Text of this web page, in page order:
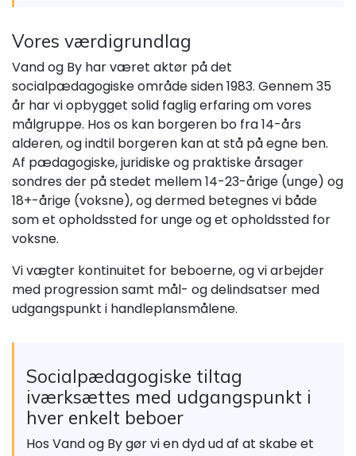
Vores værdigrundlag
Vand og By har været aktør på det
socialpædagogiske område siden 1983. Gennem 35
år har vi opbygget solid faglig erfaring om vores
målgruppe. Hos os kan borgeren bo fra 14-års
alderen, og indtil borgeren kan at stå på egne ben.
Af pædagogiske, juridiske og praktiske årsager
sondres der på stedet mellem 14-23-årige (unge) og
18+-årige (voksne), og dermed betegnes vi både
som et opholdssted for unge og et opholdssted for
voksne.
Vi vægter kontinuitet for beboerne, og vi arbejder
med progression samt mål- og delindsatser med
udgangspunkt i handleplansmålene.
Socialpædagogiske tiltag
iværksættes med udgangspunkt i
hver enkelt beboer
Hos Vand og By gør vi en dyd ud af at skabe et